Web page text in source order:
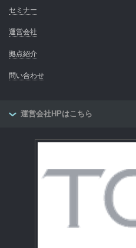
セミナー
運営会社
拠点紹介
問い合わせ
運営会社HPはこちら